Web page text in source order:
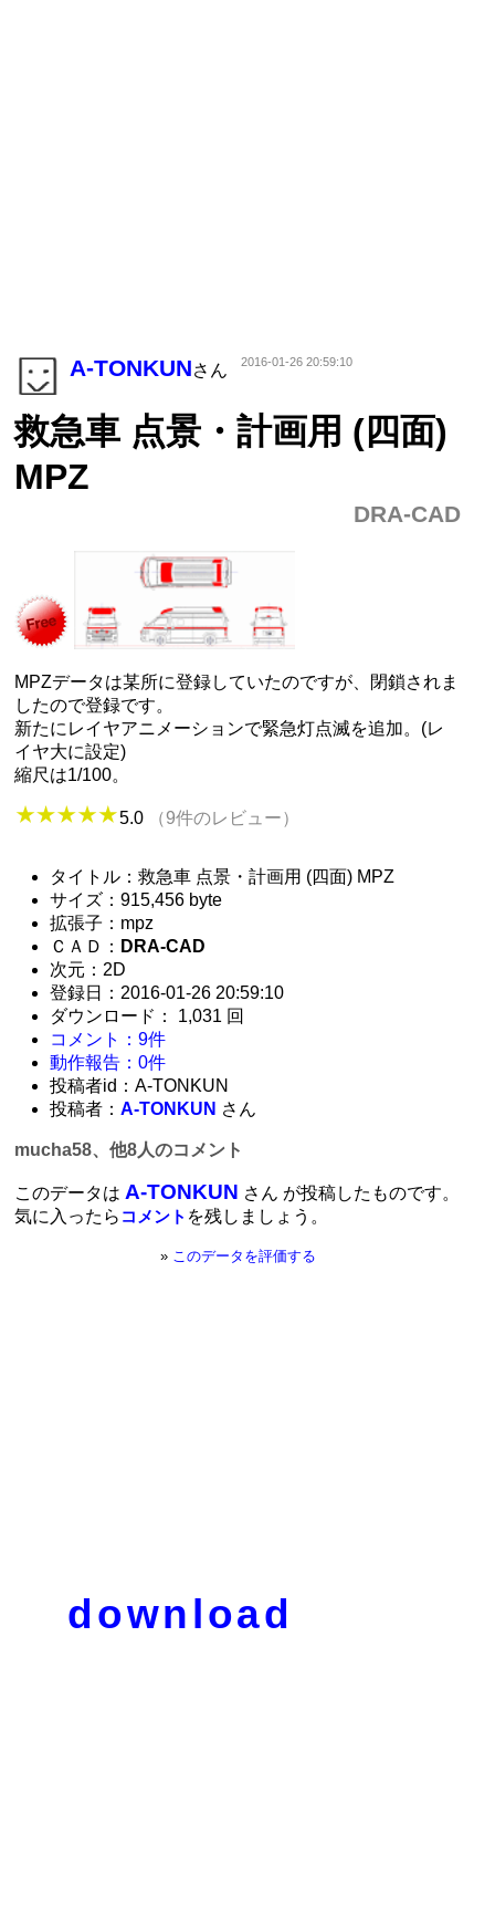
A-TONKUNさん 2016-01-26 20:59:10
救急車 点景・計画用 (四面)
MPZ
DRA-CAD
MPZデータは某所に登録していたのですが、閉鎖されま
したので登録です。
新たにレイヤアニメーションで緊急灯点滅を追加。(レ
イヤ大に設定)
縮尺は1/100。
5.0 （9件のレビュー）
タイトル：救急車 点景・計画用 (四面) MPZ
サイズ：915,456 byte
拡張子：mpz
ＣＡＤ： DRA-CAD
次元：2D
登録日：2016-01-26 20:59:10
ダウンロード： 1,031 回
コメント：9件
動作報告：0件
投稿者id：A-TONKUN
投稿者：A-TONKUN さん
mucha58、他8人のコメント
このデータは A-TONKUN さん が投稿したものです。
気に入ったら コメント を残しましょう。
» このデータを評価する
download